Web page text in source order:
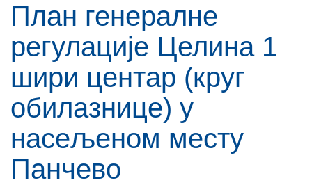
План генералне
регулације Целина 1
шири центар (круг
обилазнице) у
насељеном месту
Панчево